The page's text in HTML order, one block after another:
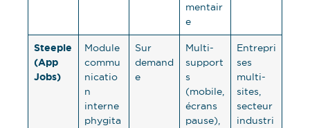
mentair
e
Steeple
(App
Jobs)
Module
commu
nicatio
n
interne
phygita
Sur
demand
e
Multi-
support
s
(mobile,
écrans
pause),
Entrepri
ses
multi-
sites,
secteur
industri